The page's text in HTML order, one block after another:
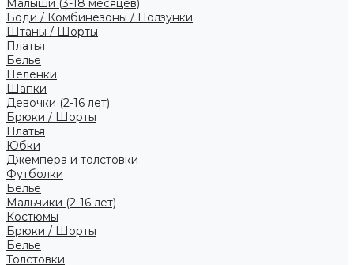
Малыши (3-18 месяцев)
Боди / Комбинезоны / Ползунки
Штаны / Шорты
Платья
Белье
Пеленки
Шапки
Девочки (2-16 лет)
Брюки / Шорты
Платья
Юбки
Джемпера и толстовки
Футболки
Белье
Мальчики (2-16 лет)
Костюмы
Брюки / Шорты
Белье
Толстовки